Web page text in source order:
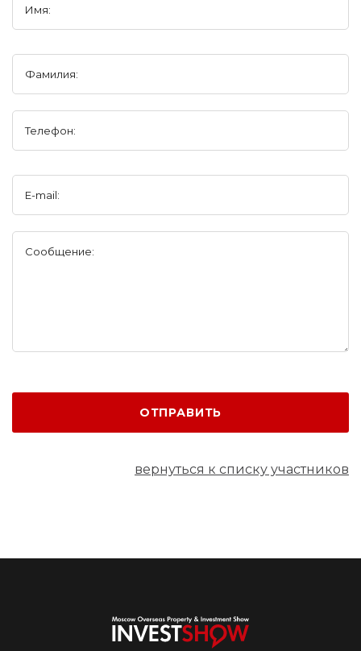
Имя:
Фамилия:
Телефон:
E-mail:
Сообщение:
ОТПРАВИТЬ
вернуться к списку участников